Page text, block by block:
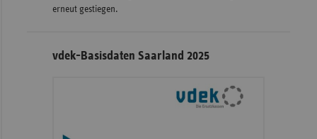
erneut gestiegen.
vdek-Basisdaten Saarland 2025